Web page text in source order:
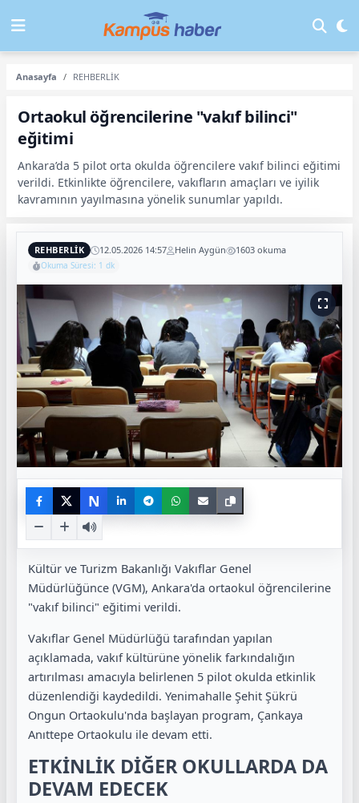
Anasayfa REHBERLİK
Ortaokul öğrencilerine "vakıf bilinci"
eğitimi
Ankara’da 5 pilot orta okulda öğrencilere vakıf bilinci eğitimi
verildi. Etkinlikte öğrencilere, vakıfların amaçları ve iyilik
kavramının yayılmasına yönelik sunumlar yapıldı.
REHBERLİK 12.05.2026 14:57 Helin Aygün 1603 okuma
Okuma Süresi: 1 dk
N
Kültür ve Turizm Bakanlığı Vakıflar Genel
Müdürlüğünce (VGM), Ankara'da ortaokul öğrencilerine
"vakıf bilinci" eğitimi verildi.
Vakıflar Genel Müdürlüğü tarafından yapılan
açıklamada, vakıf kültürüne yönelik farkındalığın
artırılması amacıyla belirlenen 5 pilot okulda etkinlik
düzenlendiği kaydedildi. Yenimahalle Şehit Şükrü
Ongun Ortaokulu'nda başlayan program, Çankaya
Anıttepe Ortaokulu ile devam etti.
ETKİNLİK DİĞER OKULLARDA DA
DEVAM EDECEK